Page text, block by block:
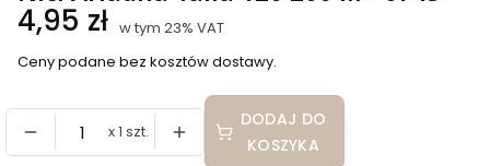
Cena
4,95 zł w tym 23% VAT
w tym 23% VAT
Ceny podane bez kosztów dostawy.
x 1 szt.
DODAJ DO
KOSZYKA